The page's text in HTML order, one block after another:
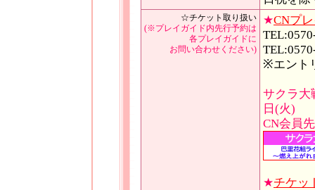
☆チケット取り扱い
(※プレイガイド内先行予約は
各プレイガイドに
お問い合わせください)
★CNプ
※エント
サクラ大
日(火)
CN会員
★チケッ